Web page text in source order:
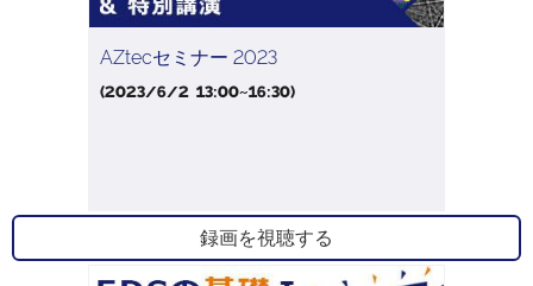
AZtecセミナー 2023
(2023/6/2 13:00~16:30)
録画を視聴する